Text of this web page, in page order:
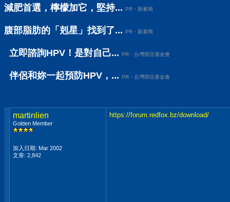
減肥首選，檸檬加它，堅持... PR・新素簡
腹部脂肪的「剋星」找到了... PR・新素簡
立即諮詢HPV！是對自己... PR・台灣癌症基金會
伴侶和妳一起預防HPV，... PR・台灣癌症基金會
martinlien
Golden Member
加入日期: Mar 2002
文章: 2,842
https://forum.redfox.bz/download/